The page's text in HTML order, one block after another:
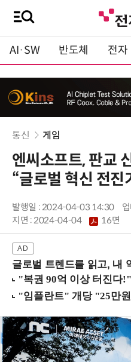
AI·SW 반도체 전자
통신 게임
엔씨소프트, 판교
“글로벌 혁신 전진
발행일 : 2024-04-03 14:30
지면 :2024-04-04 16면
글로벌 트렌드를 읽고, 내 역할을 가늠하는